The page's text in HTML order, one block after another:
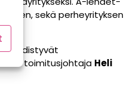
sekä perheyrityksen
yhdistyvät
toimitusjohtaja Heli